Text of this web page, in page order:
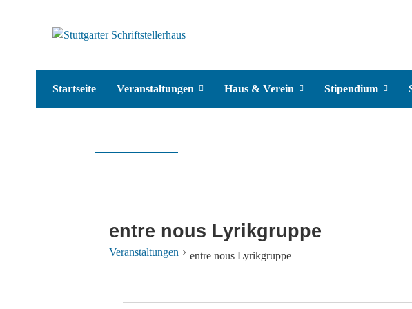
Startseite Veranstaltungen Haus & Verein Stipendium
entre nous Lyrikgruppe
Veranstaltungen entre nous Lyrikgruppe